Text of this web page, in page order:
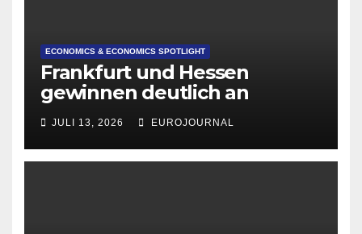
ECONOMICS & ECONOMICS SPOTLIGHT
Frankfurt und Hessen
gewinnen deutlich an
Attraktivität für Startup-
Gründungen
JULI 13, 2026 EUROJOURNAL